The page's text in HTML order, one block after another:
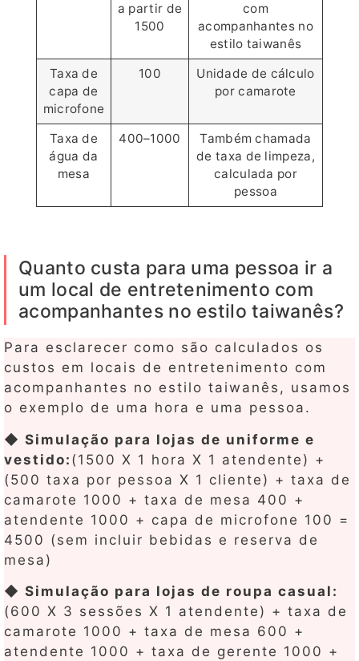
a partir de
1500
com
acompanhantes no
estilo taiwanês
Taxa de
capa de
microfone
100
Unidade de cálculo
por camarote
Taxa de
água da
mesa
400–1000
Também chamada
de taxa de limpeza,
calculada por
pessoa
Quanto custa para uma pessoa ir a
um local de entretenimento com
acompanhantes no estilo taiwanês?
Para esclarecer como são calculados os
custos em locais de entretenimento com
acompanhantes no estilo taiwanês, usamos
o exemplo de uma hora e uma pessoa.
◆ Simulação para lojas de uniforme e
vestido: (1500 X 1 hora X 1 atendente) +
(500 taxa por pessoa X 1 cliente) + taxa de
camarote 1000 + taxa de mesa 400 +
atendente 1000 + capa de microfone 100 =
4500 (sem incluir bebidas e reserva de
mesa)
◆ Simulação para lojas de roupa casual:
(600 X 3 sessões X 1 atendente) + taxa de
camarote 1000 + taxa de mesa 600 +
atendente 1000 + taxa de gerente 1000 +